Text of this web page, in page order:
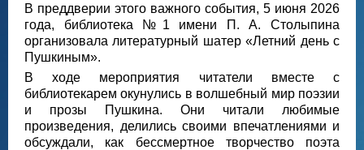
В преддверии этого важного события, 5 июня 2026
года, библиотека №1 имени П. А. Столыпина
организовала литературный шатер «Летний день с
Пушкиным».
В ходе мероприятия читатели вместе с
библиотекарем окунулись в волшебный мир поэзии
и прозы Пушкина. Они читали любимые
произведения, делились своими впечатлениями и
обсуждали, как бессмертное творчество поэта